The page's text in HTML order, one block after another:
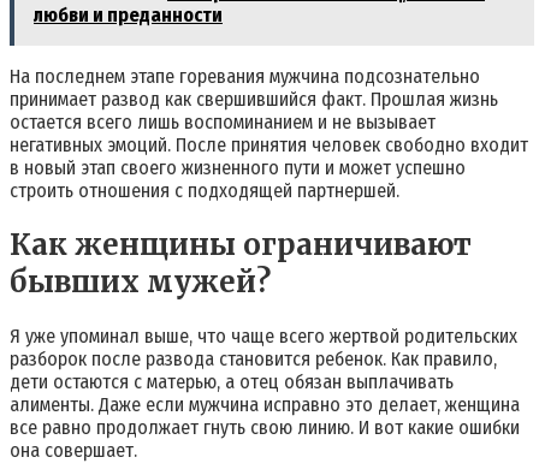
любви и преданности
На последнем этапе горевания мужчина подсознательно
принимает развод как свершившийся факт. Прошлая жизнь
остается всего лишь воспоминанием и не вызывает
негативных эмоций. После принятия человек свободно входит
в новый этап своего жизненного пути и может успешно
строить отношения с подходящей партнершей.
Как женщины ограничивают
бывших мужей?
Я уже упоминал выше, что чаще всего жертвой родительских
разборок после развода становится ребенок. Как правило,
дети остаются с матерью, а отец обязан выплачивать
алименты. Даже если мужчина исправно это делает, женщина
все равно продолжает гнуть свою линию. И вот какие ошибки
она совершает.